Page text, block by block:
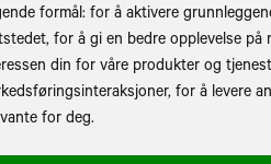
formål:for å aktivere
,for å gi en bedre opplevelse på
din for våre produkter og
,for å levere
for deg.